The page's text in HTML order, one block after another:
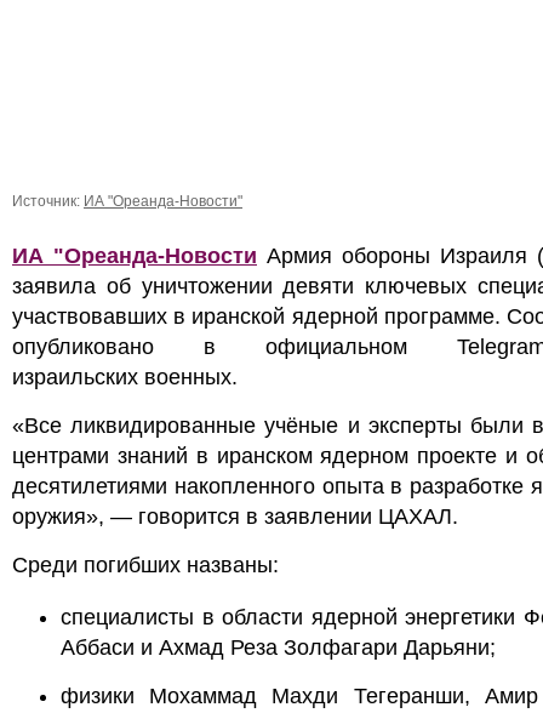
Источник: ИА "Ореанда-Новости"
ИА "Ореанда-Новости Армия обороны Израиля
заявила об уничтожении девяти ключевых
участвовавших в иранской ядерной программе.
опубликовано в официальном Telegram-
израильских военных.
«Все ликвидированные учёные и эксперты были
центрами знаний в иранском ядерном проекте и
десятилетиями накопленного опыта в разработке
оружия», — говорится в заявлении ЦАХАЛ.
Среди погибших названы:
специалисты в области ядерной энергетики
Аббаси и Ахмад Реза Золфагари Дарьяни;
физики Мохаммад Махди Тегеранши, Амир